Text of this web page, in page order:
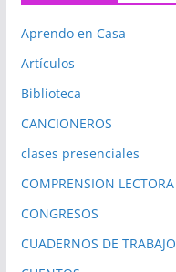
Aprendo en Casa
Artículos
Biblioteca
CANCIONEROS
clases presenciales
COMPRENSION LECTORA
CONGRESOS
CUADERNOS DE TRABAJO